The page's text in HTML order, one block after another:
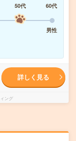
50代
60代
男性
詳しく見る
ング